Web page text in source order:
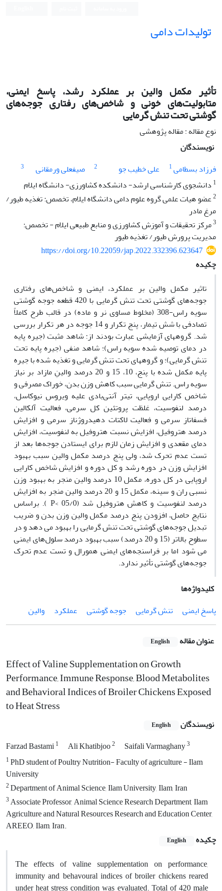
تولیدات دامی
تأثیر مکمل والین بر عملکرد رشد، پاسخ ایمنی،
متابولیت‌های خونی و شاخص‌های رفتاری جوجه‌های
گوشتی تحت تنش گرمایی
نوع مقاله : مقاله پژوهشی
نویسندگان
فرزاد بسطامی1 علی خطیب جو 2 صیفعلی ورمقانی
3
1 دانشجوی کارشناسی ارشد- دانشکده کشاورزی- دانشگاه ایلام
2عضو هیات علمی گروه علوم دامی دانشگاه ایلام، تخصص: تغذیه طیور/
مرغ مادر
3مرکز تحقیقات و آموزش کشاورزی و منابع طبیعی ایلام - تخصص:
‌مدیریت پرورش طیور/ تغذیه طیور
https://doi.org/10.22059/jap.2022.332396.623647
چکیده
تاثیر مکمل والین بر عملکرد، ایمنی و شاخص‌های رفتاری
جوجه‌های گوشتی تحت تنش گرمایی با 420 قطعه جوجه گوشتی
سویه راس-308 (مخلوط مساوی نر و ماده) در قالب طرح کاملاً
تصادفی با شش تیمار، پنج تکرار و 14 جوجه در هر تکرار بررسی
شد. گروه‎های آزمایشی عبارت بودند از: شاهد مثبت (جیره پایه
در دمای توصیه شده سویه راس)؛ شاهد منفی (جیره پایه تحت
تنش گرمایی)؛ و گروه‏های تحت تنش گرمایی و تغذیه شده با جیره
پایه مکمل شده با پنج، 10، 15 و 20 درصد والینِ مازاد بر نیاز
سویه راس. تنش گرمایی سبب کاهش وزن بدن، خوراک مصرفی و
شاخص کارایی اروپایی، تیتر آنتی‌بادی علیه ویروس نیوکاسل،
درصد لنفوسیت، غلظت پروتئین کل سرمی، فعالیت آلکالین
فسفاتاز سرمی و فعالیت لاکتات دهیدروژناز سرمی و افزایش
درصد هتروفیل، افزایش نسبت هتروفیل به لنفوسیت، افزایش
دمای مقعدی و افزایش زمان لازم برای ایستادن جوجه‌ها بعد از
تست عدم تحرک شد، ولی پنج درصد مکمل والین سبب بهبود
افزایش وزن در دوره رشد و کل دوره و افزایش شاخص کارایی
اروپایی در کل دوره، مکمل 10 درصد والین منجر به بهبود وزن
نسبی ران و سینه، مکمل 15 و 20 درصد والین منجر به افزایش
درصد لنفوسیت و کاهش هتروفیل شد (05/0 >P ). براساس
نتایج حاصل، افزودن پنج درصد مکمل والین وزن بدن و ضریب
تبدیل جوجه‌های گوشتی تحت تنش گرمایی را بهبود می دهد و در
سطوح بالاتر (15 و 20 درصد) سبب بهبود درصد سلول‌های ایمنی
می شود اما بر فراسنجه‌های ایمنی همورال و تست عدم تحرک
جوجه‌های گوشتی تأثیر ندارد.
کلیدواژه‌ها
پاسخ ایمنی
تنش گرمایی جوجه گوشتی عملکرد والین
عنوان مقاله English
Effect of Valine Supplementation on Growth
Performance, Immune Response, Blood Metabolites
and Behavioral Indices of Broiler Chickens Exposed
to Heat Stress
نویسندگان English
Farzad Bastami1 Ali Khatibjoo2 Saifali Varmaghany3
1PhD student of Poultry Nutrition- Faculty of agriculture - Ilam
University
2Department of Animal Science, Ilam University, Ilam, Iran
3Associate Professor, Animal Science Research Department, Ilam
Agriculture and Natural Resources Research and Education Center,
AREEO, Ilam, Iran.
چکیده
English
The effects of valine supplementation on performance,
immunity and behavoural indices of broiler chickens reared
under heat stress condition was evaluated. Total of 420 male